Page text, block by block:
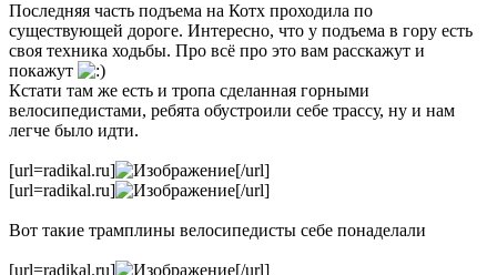
Последняя часть подъема на Котх проходила по
существующей дороге. Интересно, что у подъема в гору есть
своя техника ходьбы. Про всё про это вам расскажут и
покажут
Кстати там же есть и тропа сделанная горными
велосипедистами, ребята обустроили себе трассу, ну и нам
легче было идти.
[url=radikal.ru]
[/url]
[url=radikal.ru]
[/url]
Вот такие трамплины велосипедисты себе понаделали
[url=radikal.ru]
[/url]